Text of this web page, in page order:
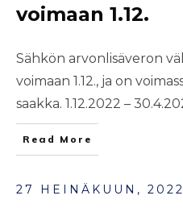
voimaan 1.12.
Sähkön arvonlisäveron
voimaan 1.12., ja on
saakka. 1.12.2022 –
Read More
27 HEINÄKUUN, 2022